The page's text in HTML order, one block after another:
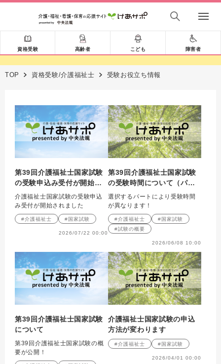
資格受験 高齢者 こども 障害者
TOP 資格受験/介護福祉士 受験お役立ち情報
第39回介護福祉士国家試験
の受験申込み受付が開始さ
れました
介護福祉士国家試験の受験申込
み受付が開始されました
#介護福祉士 #国家試験
2026/07/22 00:00
第39回介護福祉士国家試験
の受験時間について（パー
ト合格）
選択するパートにより受験時間
が異なります！
#介護福祉士
#国家試験
#試験の概要
2026/06/08 10:00
第39回介護福祉士国家試験
について
第39回介護福祉士国家試験の概
要が公開！
介護福祉士国家試験の申込
方法が変わります
#介護福祉士 #国家試験
2026/04/01 00:00